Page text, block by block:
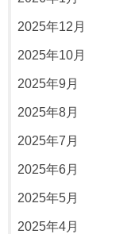
2025年12月
2025年10月
2025年9月
2025年8月
2025年7月
2025年6月
2025年5月
2025年4月